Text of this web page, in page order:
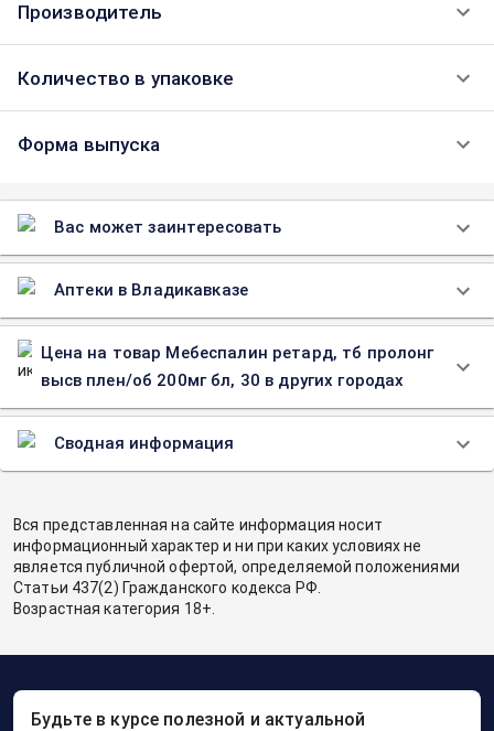
Производитель
Количество в упаковке
Форма выпуска
Вас может заинтересовать
Аптеки в Владикавказе
Цена на товар Мебеспалин ретард, тб пролонг
высв плен/об 200мг бл, 30 в других городах
Сводная информация
Вся представленная на сайте информация носит
информационный характер и ни при каких условиях не
является публичной офертой, определяемой положениями
Статьи 437(2) Гражданского кодекса РФ.
Возрастная категория 18+.
Будьте в курсе полезной и актуальной